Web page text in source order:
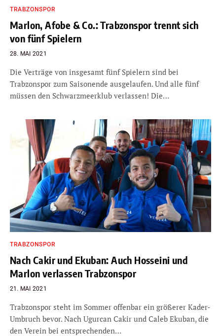
TRABZONSPOR
Marlon, Afobe & Co.: Trabzonspor trennt sich
von fünf Spielern
28. MAI 2021
Die Verträge von insgesamt fünf Spielern sind bei
Trabzonspor zum Saisonende ausgelaufen. Und alle fünf
müssen den Schwarzmeerklub verlassen! Die…
TRABZONSPOR
Nach Cakir und Ekuban: Auch Hosseini und
Marlon verlassen Trabzonspor
21. MAI 2021
Trabzonspor steht im Sommer offenbar ein größerer Kader-
Umbruch bevor. Nach Ugurcan Cakir und Caleb Ekuban, die
den Verein bei entsprechenden…